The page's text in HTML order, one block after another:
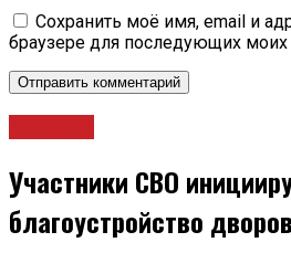
Сохранить моё имя, email и
браузере для последующих
Участники СВО
благоустройство